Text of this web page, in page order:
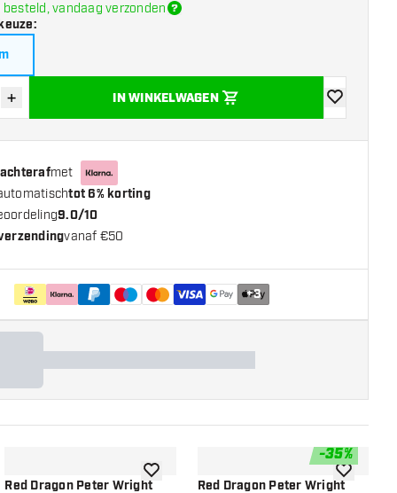
vandaag verzonden
:
hoeveelheid
Verhoog hoeveelheid
+ IN WINKELWAGEN
toevoegen
met
tot 6% korting
9.0/10
vanaf €50
+3
aan verlanglijst
Red Dragon Peter Wrighttoevoegen aan verlanglijst
-35%
Red Dragon Peter Wright